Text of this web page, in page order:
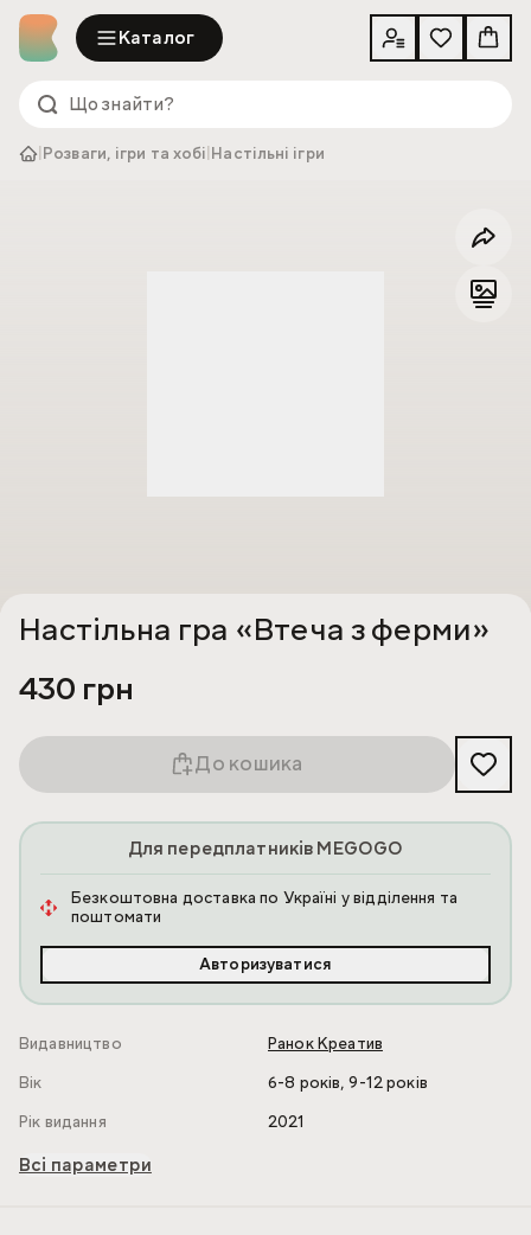
Каталог
Розваги, ігри та хобі Настільні ігри
Настільна гра «Втеча з ферми»
430 грн
До кошика
Для передплатників MEGOGO
Безкоштовна доставка по Україні у відділення та
поштомати
Авторизуватися
Видавництво
Ранок Креатив
Вік
6-8 років,9-12 років
Рік видання
2021
Всі параметри